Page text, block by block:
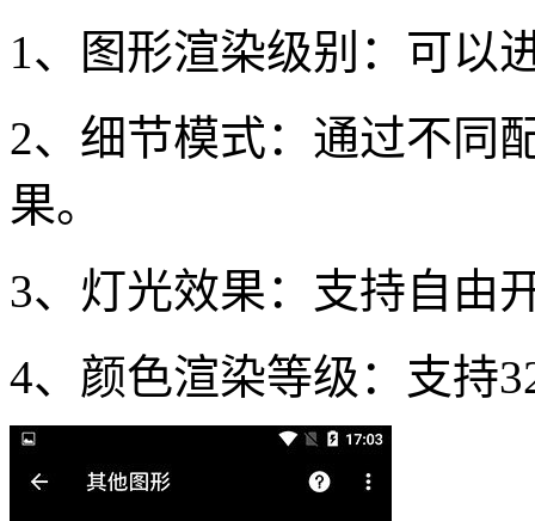
1、图形渲染级别：可以
2、细节模式：通过不同
果。
3、灯光效果：支持自由
4、颜色渲染等级：支持